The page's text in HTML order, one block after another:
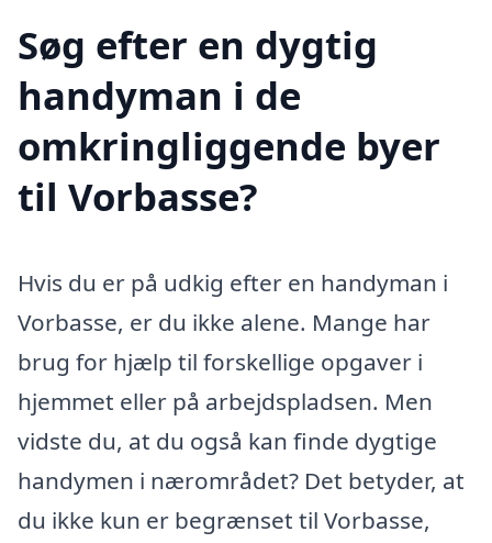
Søg efter en dygtig
handyman i de
omkringliggende byer
til Vorbasse?
Hvis du er på udkig efter en handyman i
Vorbasse, er du ikke alene. Mange har
brug for hjælp til forskellige opgaver i
hjemmet eller på arbejdspladsen. Men
vidste du, at du også kan finde dygtige
handymen i nærområdet? Det betyder, at
du ikke kun er begrænset til Vorbasse,